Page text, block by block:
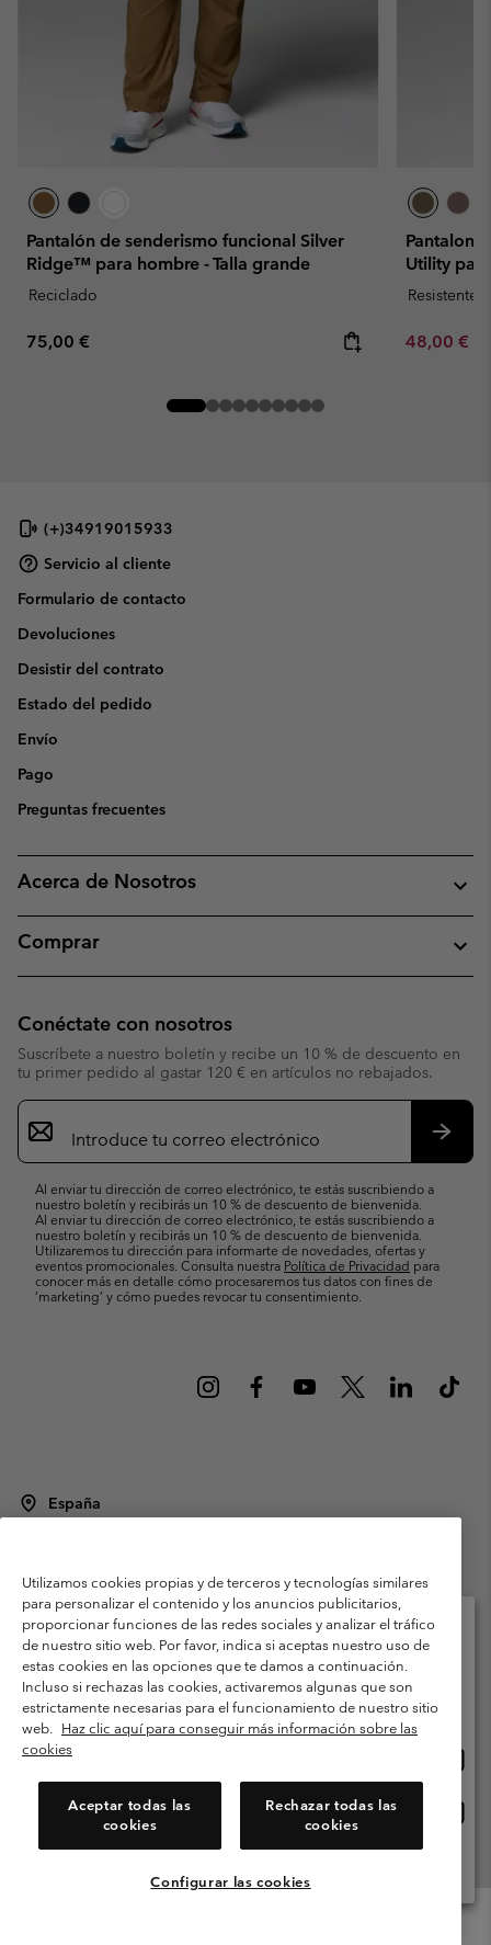
Pantalón de senderismo funcional Silver
Ridge™ para hombre - Talla grande
Reciclado
Regular price:
75,00 €
Utility
Resistente
Minimum
48,00 €
(+)34919015933
Servicio al cliente
Formulario de contacto
Devoluciones
Desistir del contrato
Estado del pedido
Envío
Pago
Preguntas frecuentes
Acerca de Nosotros
Comprar
Conéctate con nosotros
Suscríbete a nuestro boletín y recibe un 10 % de descuento en
tu primer pedido al gastar 120 € en artículos no rebajados.
Suscripción
de
correo
Al enviar tu dirección de correo electrónico, te estás suscribiendo a
nuestro boletín y recibirás un 10 % de descuento de bienvenida.
Al enviar tu dirección de correo electrónico, te estás suscribiendo a
nuestro boletín y recibirás un 10 % de descuento de bienvenida.
Utilizaremos tu dirección para informarte de novedades, ofertas y
eventos promocionales. Consulta nuestra Política de Privacidad para
conocer más en detalle cómo procesaremos tus datos con fines de
’marketing’ y cómo puedes revocar tu consentimiento.
España
Condiciones de uso
Terminos de Venta
Garantía
Política de Privacidad
Términos y condiciones del programa de miembros
Términos De Uso Del Contenido Generado Por Los Usuarios
Impressum
Cookies Public CBCR
Servicio al cliente: Lu. - Vi. de 9:00 a 13:00 y de 14:00 a 18:00
Utilizamos cookies propias y de terceros y tecnologías similares
para personalizar el contenido y los anuncios publicitarios,
proporcionar funciones de las redes sociales y analizar el tráfico
de nuestro sitio web. Por favor, indica si aceptas nuestro uso de
estas cookies en las opciones que te damos a continuación.
Incluso si rechazas las cookies, activaremos algunas que son
estrictamente necesarias para el funcionamiento de nuestro sitio
web. Haz clic aquí para conseguir más información sobre las
cookies
Aceptar todas las
cookies
Rechazar todas las
cookies
Configurar las cookies
Selecciona tu país e idioma envío
Compras en línea disponibles
línea
España
Ver Todos Los Países